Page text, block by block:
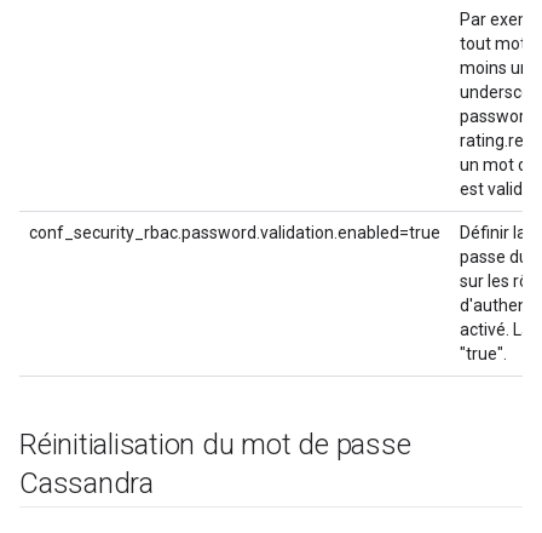
Par
tout mot
moins un
un mot de
est valide.
conf_security_rbac.password.validation.enabled=true
Définir la
passe du
sur les
activé. La
"true".
Réinitialisation du mot de passe
Cassandra